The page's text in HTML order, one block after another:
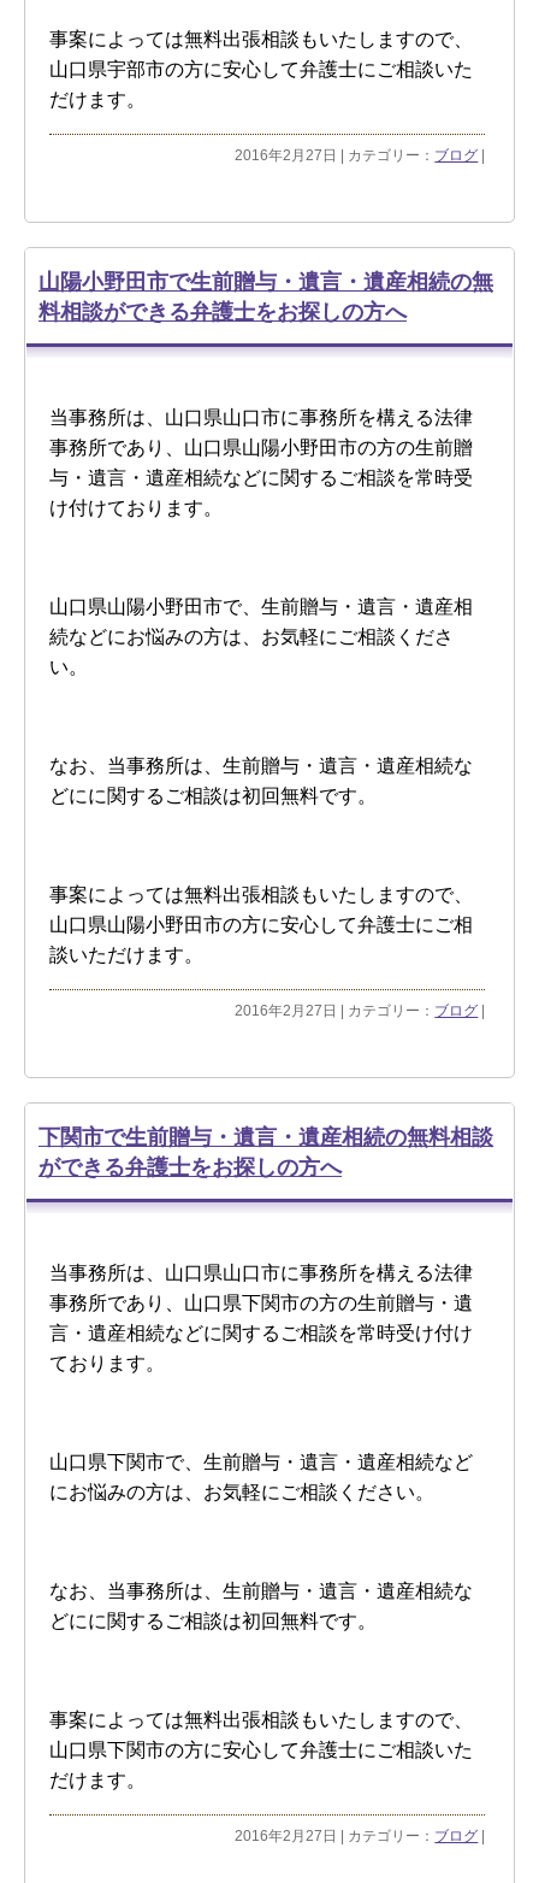
事案によっては無料出張相談もいたしますので、
山口県宇部市の方に安心して弁護士にご相談いた
だけます。
2016年2月27日 | カテゴリー： ブログ
山陽小野田市で生前贈与・遺言・遺産相続の無
料相談ができる弁護士をお探しの方へ
当事務所は、山口県山口市に事務所を構える法律
事務所であり、山口県山陽小野田市の方の生前贈
与・遺言・遺産相続などに関するご相談を常時受
け付けております。
山口県山陽小野田市で、生前贈与・遺言・遺産相
続などにお悩みの方は、お気軽にご相談くださ
い。
なお、当事務所は、生前贈与・遺言・遺産相続な
どにに関するご相談は初回無料です。
事案によっては無料出張相談もいたしますので、
山口県山陽小野田市の方に安心して弁護士にご相
談いただけます。
2016年2月27日 | カテゴリー： ブログ
下関市で生前贈与・遺言・遺産相続の無料相談
ができる弁護士をお探しの方へ
当事務所は、山口県山口市に事務所を構える法律
事務所であり、山口県下関市の方の生前贈与・遺
言・遺産相続などに関するご相談を常時受け付け
ております。
山口県下関市で、生前贈与・遺言・遺産相続など
にお悩みの方は、お気軽にご相談ください。
なお、当事務所は、生前贈与・遺言・遺産相続な
どにに関するご相談は初回無料です。
事案によっては無料出張相談もいたしますので、
山口県下関市の方に安心して弁護士にご相談いた
だけます。
2016年2月27日 | カテゴリー： ブログ